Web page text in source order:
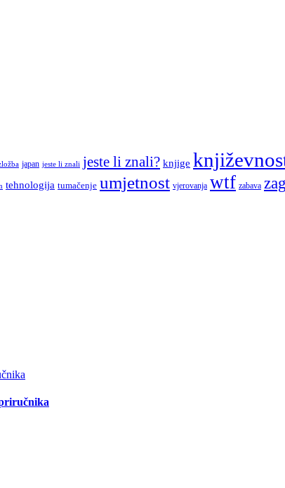
japan jeste li znali jeste li znali? knjige
tehnologija tumačenje umjetnost vjerovanja wtf zabava